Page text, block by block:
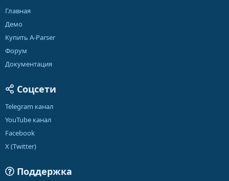
Главная
Демо
Купить A-Parser
Форум
Документация
Соцсети
Telegram канал
YouTube канал
Facebook
X (Twitter)
Поддержка